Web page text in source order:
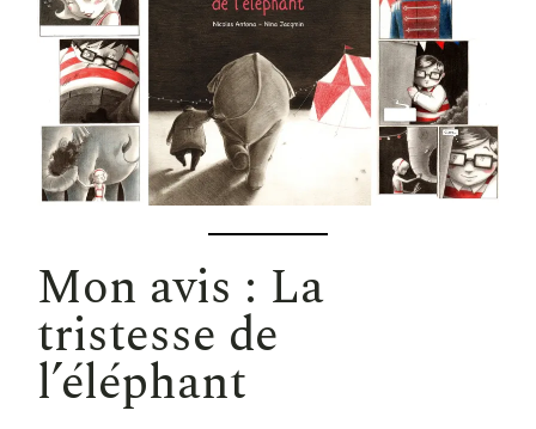
Mon avis : La
tristesse de
l’éléphant